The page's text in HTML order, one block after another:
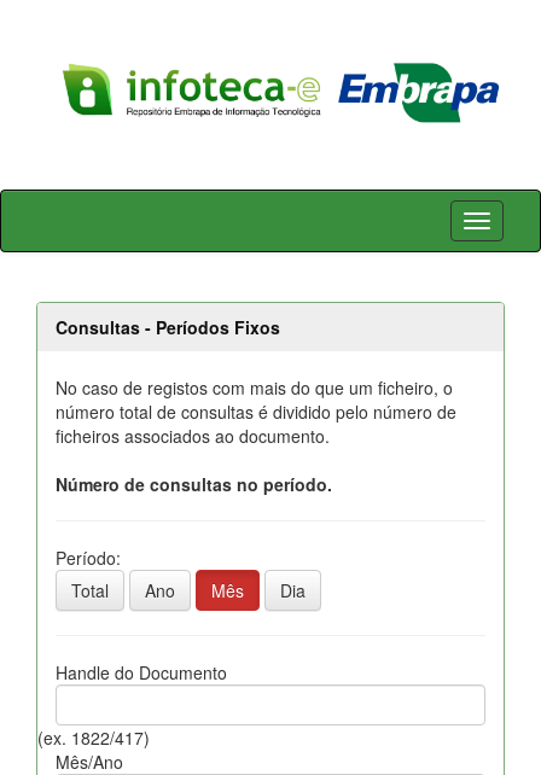
Skip
Consultas - Períodos Fixos
No caso de registos com mais do que um ficheiro, o
número total de consultas é dividido pelo número de
ficheiros associados ao documento.
Número de consultas no período.
Período:
Total
Ano Mês Dia
Handle do Documento
(ex. 1822/417)
Mês/Ano